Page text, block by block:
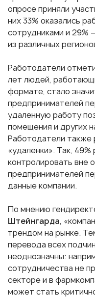
опросе приняли
них 33% оказались
сотрудниками и 29%
из различных
Работодатели
лет людей,
формате, стало
предпринимателей
удаленную работу
помещения и других
Работодатели также
«удаленки». Так,
контролировать вне
предпринимателей
данные компании.
По мнению
Штейнгарда,
трендом на рынке.
перевода всех
неоднозначны:
сотрудничества не
секторе и в
может стать